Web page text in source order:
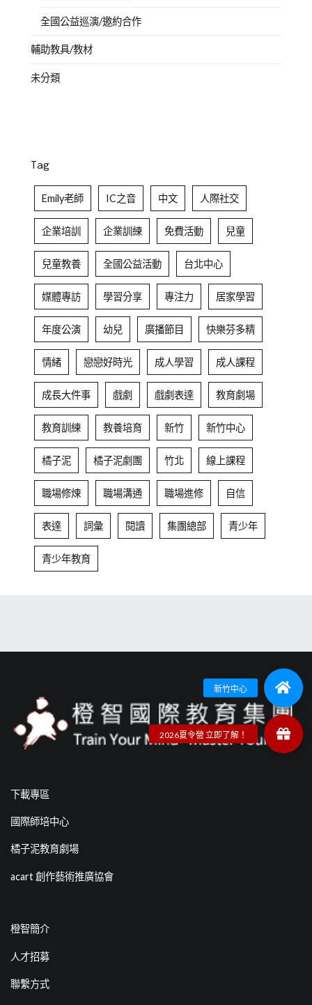
全國公益巡演/邀約合作
輔助教具/教材
未分類
Tag
Emily老師 IC之音 中文 人際社交
企業培訓 企業訓練 免費活動 兒童
兒童教養 全國公益活動 台北中心
媒體專訪 學習分享 專注力 居家學習
年度公演 幼兒 廣播節目 快樂芬多精
情緒 戀戀好時光 成人學習 成人課程
成長大件事 戲劇 戲劇表達 教育劇場
教育訓練 教養培育 新竹 新竹中心
橘子泥 橘子泥劇團 竹北 線上課程
職場修煉 職場溝通 職場進修 自信
表達 詞彙 閱讀 集團總部 青少年
青少年教育
下載專區
國際師培中心
橘子泥教育劇場
acart 創作藝術推廣協會
橙智簡介
人才招募
聯繫方式